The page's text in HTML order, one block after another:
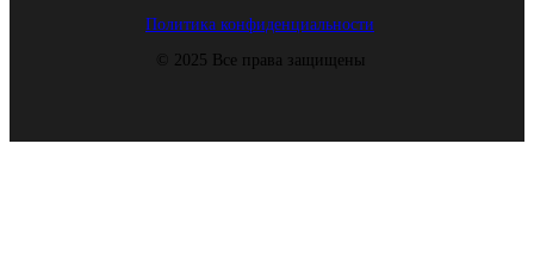
Политика конфиденциальности
© 2025 Все права защищены